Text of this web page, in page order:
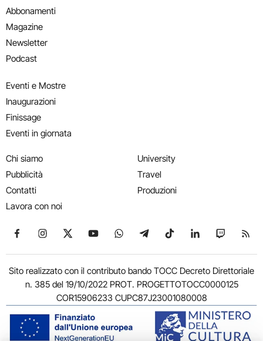
Abbonamenti
Magazine
Newsletter
Podcast
Eventi e Mostre
Inaugurazioni
Finissage
Eventi in giornata
Chi siamo
Pubblicità
Contatti
Lavora con noi
University
Travel
Produzioni
Seguici su Facebook
Seguici su Instagram
Seguici su X
Seguici su YouTube
Seguici su WhatsApp
Seguici su Telegram
Seguici su TikTok
Seguici su
Seguici
Sito realizzato con il contributo bando TOCC Decreto Direttoriale
n. 385 del 19/10/2022 PROT. PROGETTOTOCC0000125
COR15906233 CUPC87J23001080008